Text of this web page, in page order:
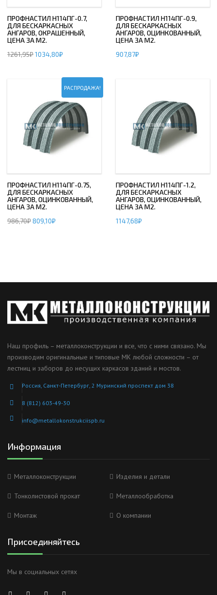
ПРОФНАСТИЛ H114ПГ-0.7,
ДЛЯ БЕСКАРКАСНЫХ
АНГАРОВ, ОКРАШЕННЫЙ,
ЦЕНА ЗА М2.
1261,95₽1034,80₽
ПРОФНАСТИЛ H114ПГ-0.9,
ДЛЯ БЕСКАРКАСНЫХ
АНГАРОВ, ОЦИНКОВАННЫЙ,
ЦЕНА ЗА М2.
907,87₽
РАСПРОДАЖА!
ПРОФНАСТИЛ H114ПГ-0.75,
ДЛЯ БЕСКАРКАСНЫХ
АНГАРОВ, ОЦИНКОВАННЫЙ,
ЦЕНА ЗА М2.
986,70₽809,10₽
ПРОФНАСТИЛ H114ПГ-1.2,
ДЛЯ БЕСКАРКАСНЫХ
АНГАРОВ, ОЦИНКОВАННЫЙ,
ЦЕНА ЗА М2.
1147,68₽
Наш профиль – металлоконструкции и все, что с ними связано. Мы
производим оригинальные и типовые МК любой сложности – от
лестниц и заборов до несущих каркасов зданий и мостов.
Россия, Санкт-Петербург, 2 Муринский проспект дом 38
8 (812) 603-49-30
info@metallokonstrukciispb.ru
Информация
Металлоконструкции Изделия и детали
Тонколистовой прокат Металлообработка
Монтаж О компании
Присоединяйтесь
Мы в социальных сетях